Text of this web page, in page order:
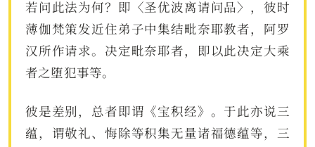
若问此法为何？即〈圣优波离请问品〉，彼时
薄伽梵策发近住弟子中集结毗奈耶教者，阿罗
汉所作请求。决定毗奈耶者，即以此决定大乘
者之堕犯事等。
彼是差别，总者即谓《宝积经》。于此亦说三
蕴，谓敬礼、悔除等积集无量诸福德蕴等，三